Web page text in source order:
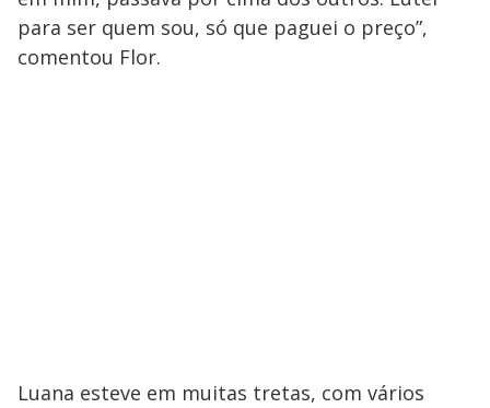
para ser quem sou, só que paguei o preço”,
comentou Flor.
Luana esteve em muitas tretas, com vários